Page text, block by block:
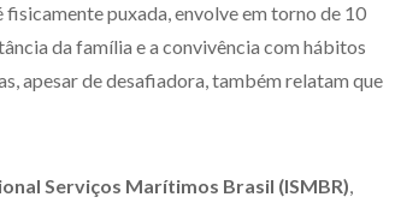
puxada, envolve em torno de 10
da família e a convivência com hábitos
apesar de desafiadora, também relatam que
Serviços Marítimos Brasil (ISMBR),